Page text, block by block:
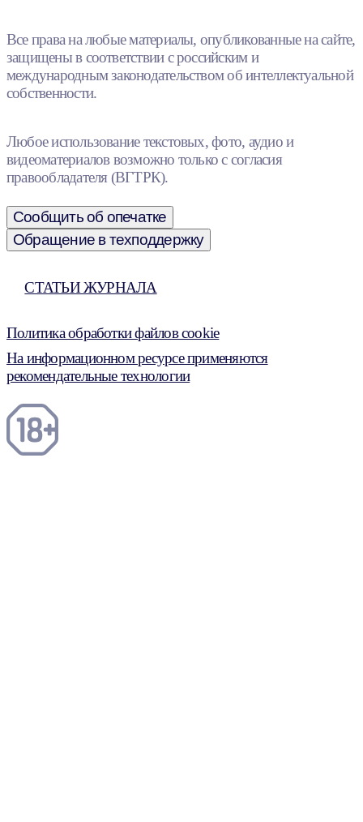
Все права на любые материалы, опубликованные на сайте,
защищены в соответствии с российским и
международным законодательством об интеллектуальной
собственности.
Любое использование текстовых, фото, аудио и
видеоматериалов возможно только с согласия
правообладателя (ВГТРК).
Сообщить об опечатке
Обращение в техподдержку
СТАТЬИ ЖУРНАЛА
Политика обработки файлов cookie
На информационном ресурсе применяются
рекомендательные технологии